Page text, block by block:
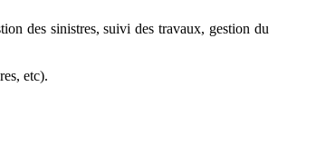
des sinistres, suivi des travaux, gestion du
etc).